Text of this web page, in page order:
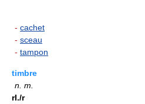
- cachet
- sceau
- tampon
timbre
n. m.
rI./r